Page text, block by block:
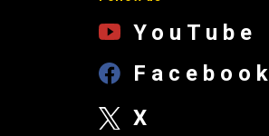
YouTube
Facebook
X